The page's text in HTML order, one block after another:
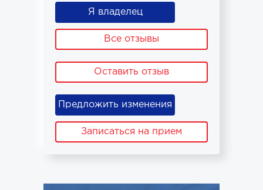
Я владелец
Все отзывы
Оставить отзыв
Предложить изменения
Записаться на прием